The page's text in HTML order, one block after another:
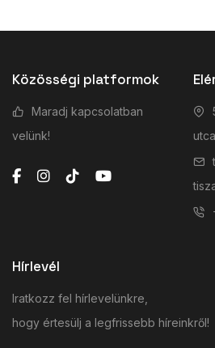
Közösségi platformok
Maradj kapcsolatban
velünk!
Hírlevél
Iratkozz fel hírlevelünkre,
hogy értesülj a legfrissebb híreinkről!